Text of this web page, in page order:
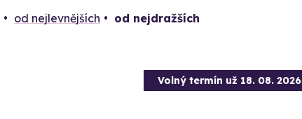
od nejlevnějších od nejdražších
Volný termín už 18. 08. 2026